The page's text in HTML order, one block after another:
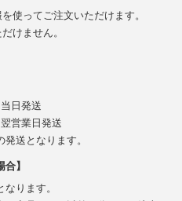
使ってご注文いただけます。
けません。
日発送
営業日発送
送となります。
】
ります。